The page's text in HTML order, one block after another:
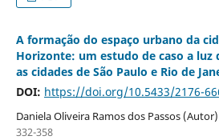
A formação do espaço urbano da
Horizonte: um estudo de caso a luz
as cidades de São Paulo e Rio de
DOI: https://doi.org/10.5433/2176-
Daniela Oliveira Ramos dos Passos (Autor)
332-358